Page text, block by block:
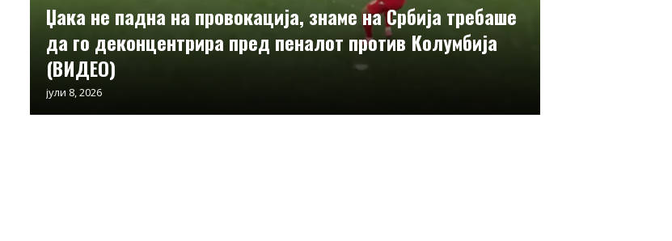
Џака не падна на провокација, знаме на Србија требаше
да го деконцентрира пред пеналот против Колумбија
(ВИДЕО)
јули 8, 2026